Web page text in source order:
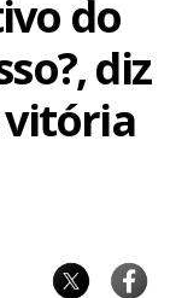
do
diz
vitória